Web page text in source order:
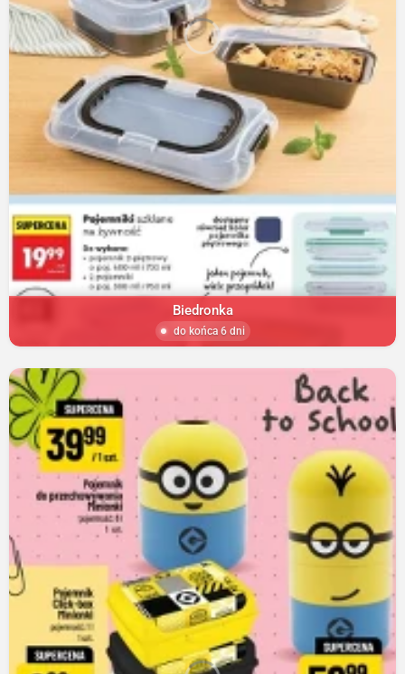
Biedronka
do końca 6 dni